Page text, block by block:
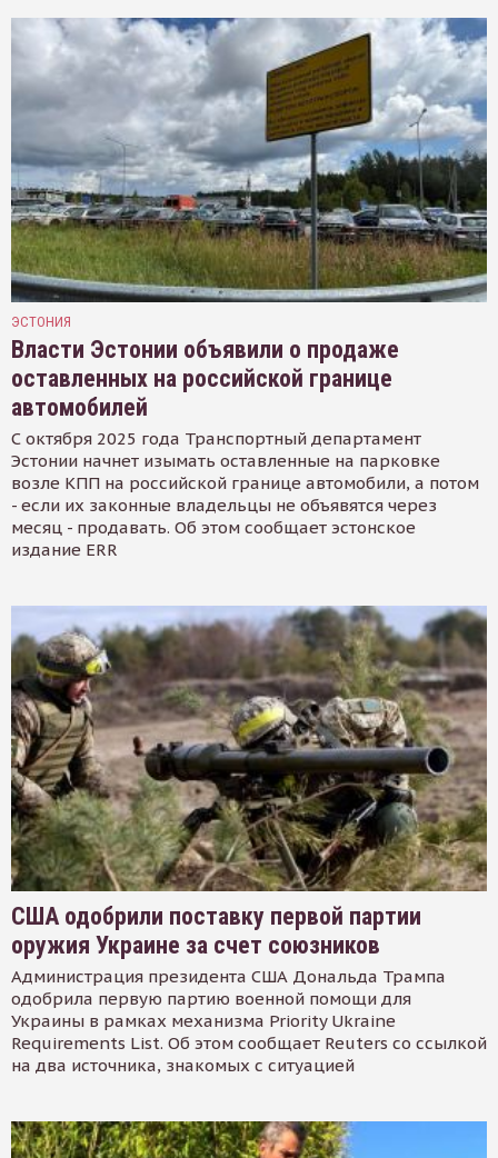
ЭСТОНИЯ
Власти Эстонии объявили о продаже
оставленных на российской границе
автомобилей
С октября 2025 года Транспортный департамент
Эстонии начнет изымать оставленные на парковке
возле КПП на российской границе автомобили, а потом
- если их законные владельцы не объявятся через
месяц - продавать. Об этом сообщает эстонское
издание ERR
США одобрили поставку первой партии
оружия Украине за счет союзников
Администрация президента США Дональда Трампа
одобрила первую партию военной помощи для
Украины в рамках механизма Priority Ukraine
Requirements List. Об этом сообщает Reuters со ссылкой
на два источника, знакомых с ситуацией